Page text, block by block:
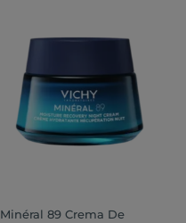
Minéral 89 Crema De